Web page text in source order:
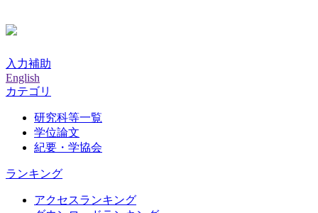
入力補助
English
カテゴリ
研究科等一覧
学位論文
紀要・学協会
ランキング
アクセスランキング